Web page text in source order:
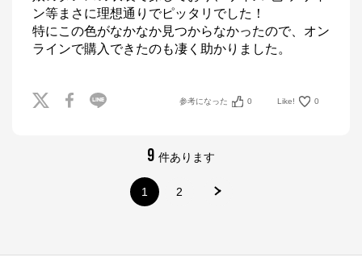
ン等まさに理想通りでピッタリでした！
特にこの色がなかなか見つからなかったので、オン
ラインで購入できたのも凄く助かりました。
参考になった 0 Like! 0
9 件あります
1 2